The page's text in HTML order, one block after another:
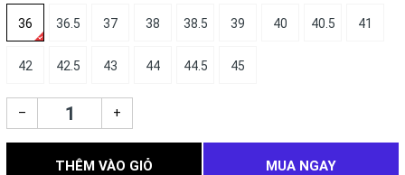
36 36.5 37 38 38.5 39 40 40.5 41
42 42.5 43 44 44.5 45
– +
THÊM VÀO GIỎ MUA NGAY